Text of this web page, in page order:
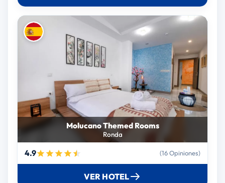
Molucano Themed Rooms
Ronda
4.9 (16 Opiniones)
VER HOTEL